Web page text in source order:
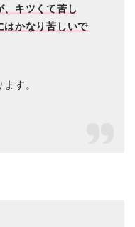
、キツくて苦し
はかなり苦しいで
す。